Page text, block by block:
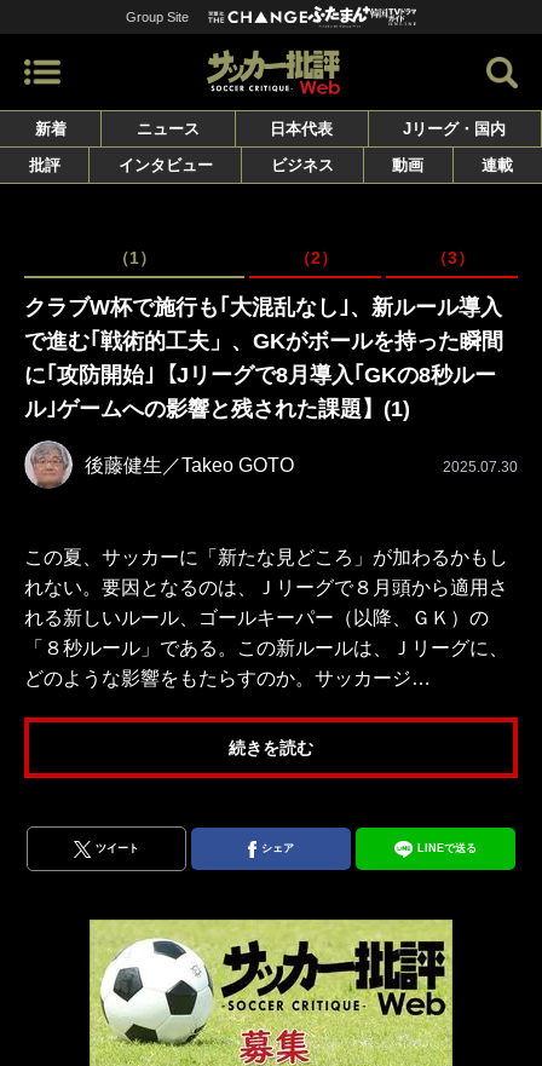
Group Site
新着 ニュース 日本代表
Jリーグ・国内
批評
インタビュー ビジネス 動画 連載
（1） （2） （3）
クラブW杯で施行も｢大混乱なし｣、新ルール導入
で進む｢戦術的工夫」、GKがボールを持った瞬間
に｢攻防開始｣【Jリーグで8月導入｢GKの8秒ルー
ル｣ゲームへの影響と残された課題】(1)
後藤健生／Takeo GOTO 2025.07.30
この夏、サッカーに「新たな見どころ」が加わるかもし
れない。要因となるのは、Ｊリーグで８月頭から適用さ
れる新しいルール、ゴールキーパー（以降、ＧＫ）の
「８秒ルール」である。この新ルールは、Ｊリーグに、
どのような影響をもたらすのか。サッカージ…
続きを読む
ツイート シェア LINEで送る